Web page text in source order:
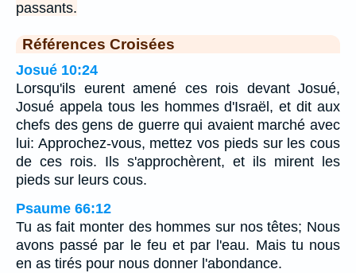
passants.
Références Croisées
Josué 10:24
Lorsqu'ils eurent amené ces rois devant Josué,
Josué appela tous les hommes d'Israël, et dit aux
chefs des gens de guerre qui avaient marché avec
lui: Approchez-vous, mettez vos pieds sur les cous
de ces rois. Ils s'approchèrent, et ils mirent les
pieds sur leurs cous.
Psaume 66:12
Tu as fait monter des hommes sur nos têtes; Nous
avons passé par le feu et par l'eau. Mais tu nous
en as tirés pour nous donner l'abondance.